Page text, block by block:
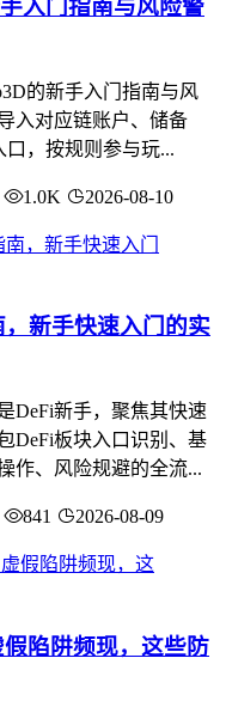
入门指南与风险警
的新手入门指南与风
入对应链账户、储备
口，按规则参与玩...
1.0K 2026-08-10
新手快速入门的实
DeFi新手，聚焦其快速
DeFi板块入口识别、基
作、风险规避的全流...
841 2026-08-09
陷阱频现，这些防